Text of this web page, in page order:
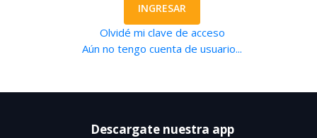
INGRESAR
Olvidé mi clave de acceso
Aún no tengo cuenta de usuario...
Descargate nuestra app